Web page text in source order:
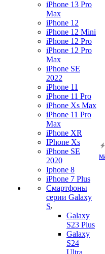
iPhone 13 Pro
Max
iPhone 12
iPhone 12 Mini
iPhone 12 Pro
iPhone 12 Pro
Max
iPhone SE
2022
iPhone 11
iPhone 11 Pro
iPhone Xs Max
iPhone 11 Pro
Max
iPhone XR
IPhone Xs
iPhone SE
2020
Iphone 8
iPhone 7 Plus
Смартфоны
серии Galaxy
S
Galaxy
S23 Plus
Galaxy
S24
Ultra